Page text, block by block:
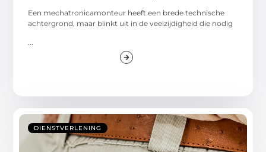
Een mechatronicamonteur heeft een brede technische
achtergrond, maar blinkt uit in de veelzijdigheid die nodig
...
DIENSTVERLENING